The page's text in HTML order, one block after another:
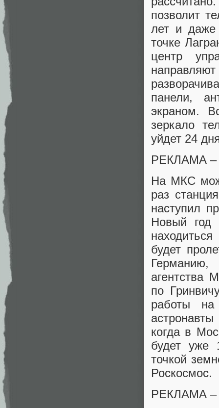
позволит
лет и даже
точке
центр
панели,
экраном.
зеркало
уйдет 24
РЕКЛАМА
На МКС
раз
наступил
Новый год
будет
Германию,
агентства
по
работы
когда в
будет уже
точкой
Роскосмос.
РЕКЛАМА